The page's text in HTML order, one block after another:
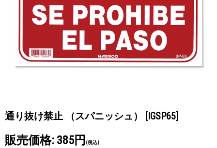
通り抜け禁止 （スパニッシュ） [IGSP65]
販売価格: 385円 (税込)